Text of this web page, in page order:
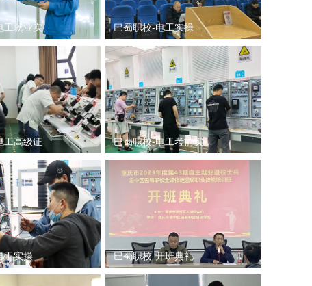
工就业实 巴蜀职校-电工实操
工高级证 巴蜀职校-电工考前实
工实操 巴蜀职校-开班典礼